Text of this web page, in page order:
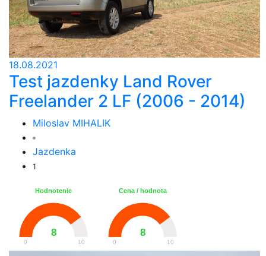
18.08.2021
Test jazdenky Land Rover
Freelander 2 LF (2006 - 2014)
Miloslav MIHALIK
Jazdenka
1
Hodnotenie
8
0 10
Cena / hodnota
8
0 10